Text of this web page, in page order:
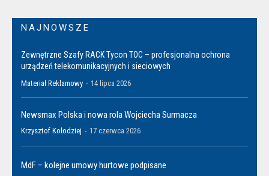
NAJNOWSZE
Zewnętrzne Szafy RACK Tycon TOC – profesjonalna ochrona
urządzeń telekomunikacyjnych i sieciowych
Materiał Reklamowy - 14 lipca 2026
Newsmax Polska i nowa rola Wojciecha Surmacza
Krzysztof Kołodziej - 17 czerwca 2026
MdF – kolejne umowy hurtowe podpisane